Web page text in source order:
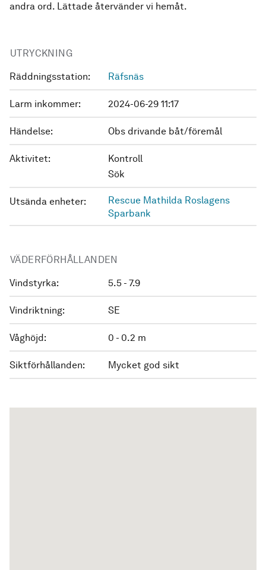
andra ord. Lättade återvänder vi hemåt.
UTRYCKNING
Räddningsstation: Räfsnäs
Larm inkommer: 2024-06-29 11:17
Händelse: Obs drivande båt/föremål
Aktivitet:
Kontroll
Sök
Utsända enheter:
Rescue Mathilda Roslagens
Sparbank
VÄDERFÖRHÅLLANDEN
Vindstyrka: 5.5 - 7.9
Vindriktning: SE
Våghöjd: 0 - 0.2 m
Siktförhållanden: Mycket god sikt